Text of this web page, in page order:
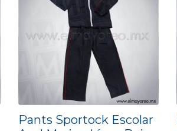
Pants Sportock Escolar